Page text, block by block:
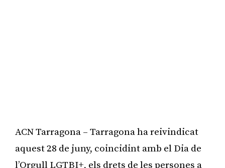
ACN Tarragona – Tarragona ha reivindicat
aquest 28 de juny, coincidint amb el Dia de
l’Orgull LGTBI+, els drets de les persones a